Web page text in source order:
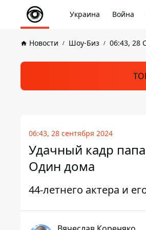
Украина Война
Новости Шоу-Биз 06:43, 28
06:43, 28 сентября 2024
Удачный кадр
Один дома
44-летнего актера и